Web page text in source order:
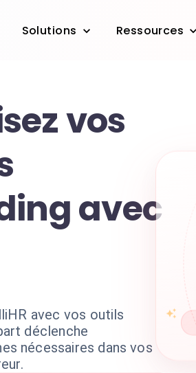
Solutions Ressources
vos
avec
avec vos outils
déclenche
nécessaires dans vos